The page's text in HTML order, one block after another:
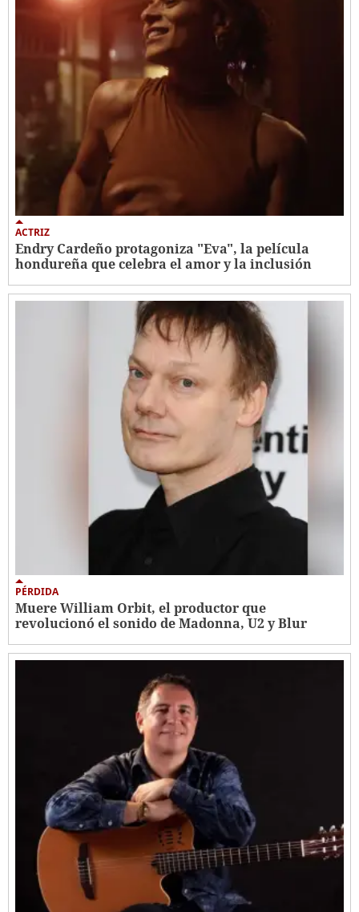
ACTRIZ
Endry Cardeño protagoniza "Eva", la película
hondureña que celebra el amor y la inclusión
PÉRDIDA
Muere William Orbit, el productor que
revolucionó el sonido de Madonna, U2 y Blur